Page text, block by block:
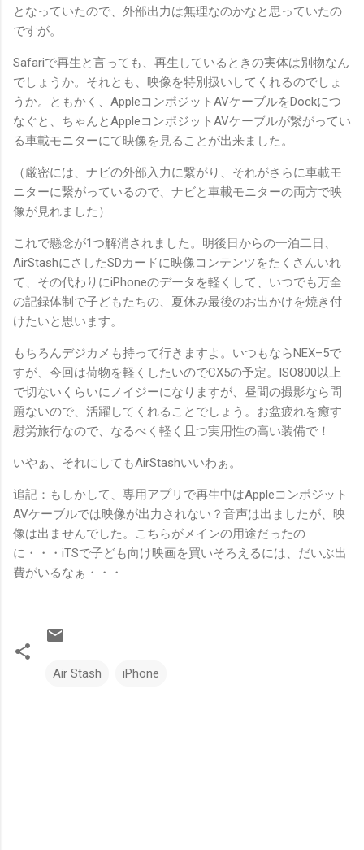
となっていたので、外部出力は無理なのかなと思っていたの
ですが。
Safariで再生と言っても、再生しているときの実体は別物なん
でしょうか。それとも、映像を特別扱いしてくれるのでしょ
うか。ともかく、AppleコンポジットAVケーブルをDockにつ
なぐと、ちゃんとAppleコンポジットAVケーブルが繋がってい
る車載モニターにて映像を見ることが出来ました。
（厳密には、ナビの外部入力に繋がり、それがさらに車載モ
ニターに繋がっているので、ナビと車載モニターの両方で映
像が見れました）
これで懸念が1つ解消されました。明後日からの一泊二日、
AirStashにさしたSDカードに映像コンテンツをたくさんいれ
て、その代わりにiPhoneのデータを軽くして、いつでも万全
の記録体制で子どもたちの、夏休み最後のお出かけを焼き付
けたいと思います。
もちろんデジカメも持って行きますよ。いつもならNEX–5で
すが、今回は荷物を軽くしたいのでCX5の予定。ISO800以上
で切ないくらいにノイジーになりますが、昼間の撮影なら問
題ないので、活躍してくれることでしょう。お盆疲れを癒す
慰労旅行なので、なるべく軽く且つ実用性の高い装備で！
いやぁ、それにしてもAirStashいいわぁ。
追記：もしかして、専用アプリで再生中はAppleコンポジット
AVケーブルでは映像が出力されない？音声は出ましたが、映
像は出ませんでした。こちらがメインの用途だったの
に・・・iTSで子ども向け映画を買いそろえるには、だいぶ出
費がいるなぁ・・・
Air Stash iPhone